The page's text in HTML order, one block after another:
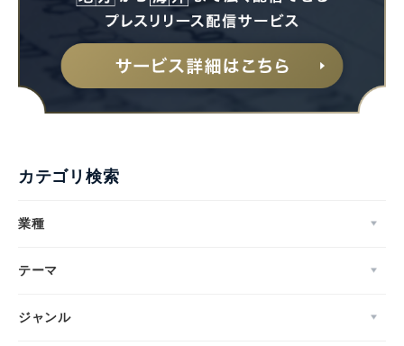
カテゴリ検索
業種
テーマ
ジャンル